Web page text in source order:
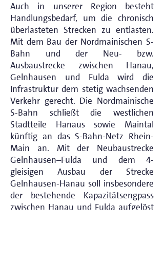
Auch in unserer Region besteht
Handlungsbedarf, um die chronisch
überlasteten Strecken zu entlasten.
Mit dem Bau der Nordmainischen S-
Bahn und der Neu- bzw.
Ausbaustrecke zwischen Hanau,
Gelnhausen und Fulda wird die
Infrastruktur dem stetig wachsenden
Verkehr gerecht. Die Nordmainische
S-Bahn schließt die westlichen
Stadtteile Hanaus sowie Maintal
künftig an das S-Bahn-Netz Rhein-
Main an. Mit der Neubaustrecke
Gelnhausen–Fulda und dem 4-
gleisigen Ausbau der Strecke
Gelnhausen-Hanau soll insbesondere
der bestehende Kapazitätsengpass
zwischen Hanau und Fulda aufgelöst